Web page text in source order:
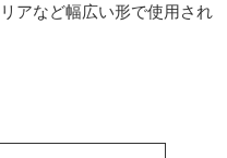
アなど幅広い形で使用され